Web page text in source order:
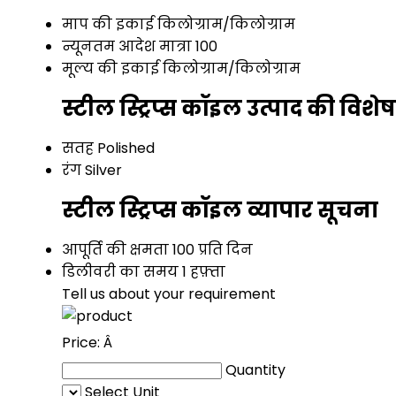
माप की इकाईकिलोग्राम/किलोग्राम
न्यूनतम आदेश मात्रा100
मूल्य की इकाईकिलोग्राम/किलोग्राम
स्टील स्ट्रिप्स कॉइल उत्पाद की
सतह Polished
रंगSilver
स्टील स्ट्रिप्स कॉइल व्यापार सूचना
आपूर्ति की क्षमता100 प्रति दिन
डिलीवरी का समय1 हफ़्ता
Tell us about your requirement
Price: Â
Quantity
Select Unit